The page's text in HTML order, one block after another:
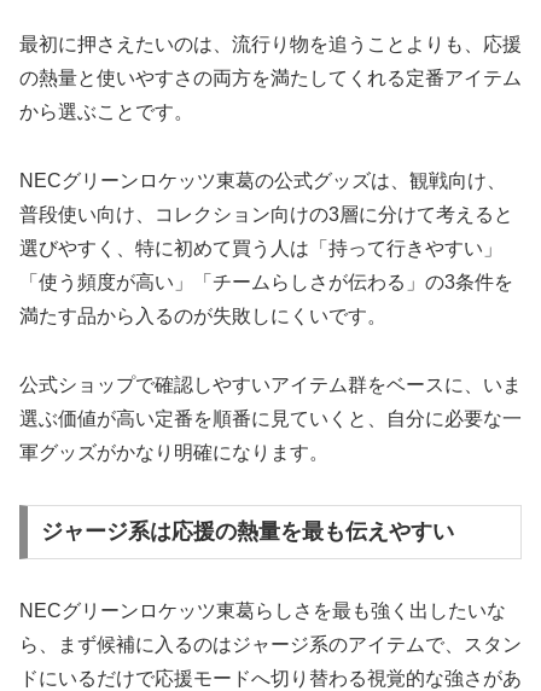
最初に押さえたいのは、流行り物を追うことよりも、応援
の熱量と使いやすさの両方を満たしてくれる定番アイテム
から選ぶことです。
NECグリーンロケッツ東葛の公式グッズは、観戦向け、
普段使い向け、コレクション向けの3層に分けて考えると
選びやすく、特に初めて買う人は「持って行きやすい」
「使う頻度が高い」「チームらしさが伝わる」の3条件を
満たす品から入るのが失敗しにくいです。
公式ショップで確認しやすいアイテム群をベースに、いま
選ぶ価値が高い定番を順番に見ていくと、自分に必要な一
軍グッズがかなり明確になります。
ジャージ系は応援の熱量を最も伝えやすい
NECグリーンロケッツ東葛らしさを最も強く出したいな
ら、まず候補に入るのはジャージ系のアイテムで、スタン
ドにいるだけで応援モードへ切り替わる視覚的な強さがあ